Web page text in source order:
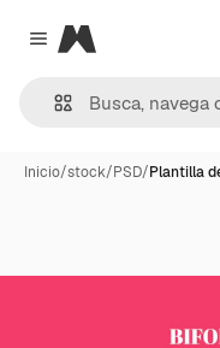
Close menu
Magnific
Inicio/stock/PSD/Plantilla